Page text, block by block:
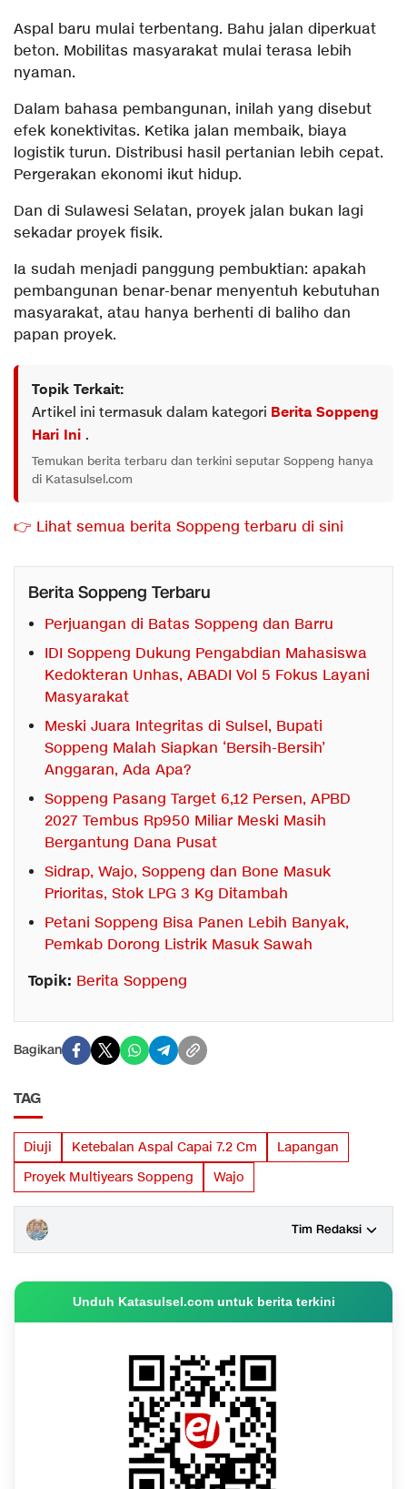
Aspal baru mulai terbentang. Bahu jalan diperkuat
beton. Mobilitas masyarakat mulai terasa lebih
nyaman.
Dalam bahasa pembangunan, inilah yang disebut
efek konektivitas. Ketika jalan membaik, biaya
logistik turun. Distribusi hasil pertanian lebih cepat.
Pergerakan ekonomi ikut hidup.
Dan di Sulawesi Selatan, proyek jalan bukan lagi
sekadar proyek fisik.
Ia sudah menjadi panggung pembuktian: apakah
pembangunan benar-benar menyentuh kebutuhan
masyarakat, atau hanya berhenti di baliho dan
papan proyek.
Topik Terkait:
Artikel ini termasuk dalam kategori Berita Soppeng
Hari Ini .
Temukan berita terbaru dan terkini seputar Soppeng hanya
di Katasulsel.com
👉 Lihat semua berita Soppeng terbaru di sini
Berita Soppeng Terbaru
Perjuangan di Batas Soppeng dan Barru
IDI Soppeng Dukung Pengabdian Mahasiswa
Kedokteran Unhas, ABADI Vol 5 Fokus Layani
Masyarakat
Meski Juara Integritas di Sulsel, Bupati
Soppeng Malah Siapkan ‘Bersih-Bersih’
Anggaran, Ada Apa?
Soppeng Pasang Target 6,12 Persen, APBD
2027 Tembus Rp950 Miliar Meski Masih
Bergantung Dana Pusat
Sidrap, Wajo, Soppeng dan Bone Masuk
Prioritas, Stok LPG 3 Kg Ditambah
Petani Soppeng Bisa Panen Lebih Banyak,
Pemkab Dorong Listrik Masuk Sawah
Topik: Berita Soppeng
Bagikan
TAG
Diuji Ketebalan Aspal Capai 7.2 Cm
Lapangan
Proyek Multiyears Soppeng
Wajo
Tim Redaksi
Unduh Katasulsel.com untuk berita terkini